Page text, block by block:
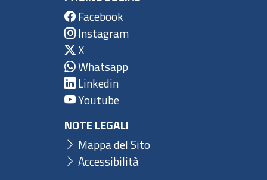
Facebook
Instagram
X
Whatsapp
Linkedin
Youtube
NOTE LEGALI
Mappa del Sito
Accessibilità